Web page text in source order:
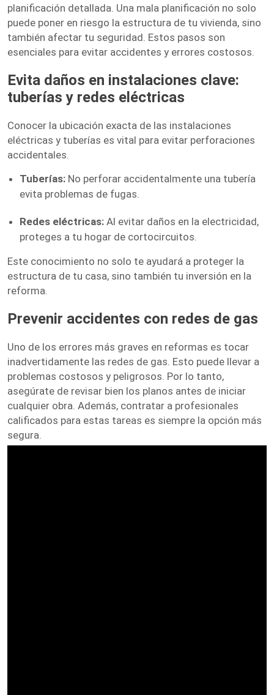
planificación detallada. Una mala planificación no solo
puede poner en riesgo la estructura de tu vivienda, sino
también afectar tu seguridad. Estos pasos son
esenciales para evitar accidentes y errores costosos.
Evita daños en instalaciones clave:
tuberías y redes eléctricas
Conocer la ubicación exacta de las instalaciones
eléctricas y tuberías es vital para evitar perforaciones
accidentales.
Tuberías: No perforar accidentalmente una tubería
evita problemas de fugas.
Redes eléctricas: Al evitar daños en la electricidad,
proteges a tu hogar de cortocircuitos.
Este conocimiento no solo te ayudará a proteger la
estructura de tu casa, sino también tu inversión en la
reforma.
Prevenir accidentes con redes de gas
Uno de los errores más graves en reformas es tocar
inadvertidamente las redes de gas. Esto puede llevar a
problemas costosos y peligrosos. Por lo tanto,
asegúrate de revisar bien los planos antes de iniciar
cualquier obra. Además, contratar a profesionales
calificados para estas tareas es siempre la opción más
segura.